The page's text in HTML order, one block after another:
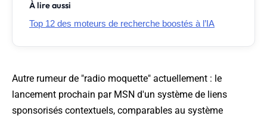
À lire aussi
Top 12 des moteurs de recherche boostés à l’IA
Autre rumeur de "radio moquette" actuellement : le
lancement prochain par MSN d'un système de liens
sponsorisés contextuels, comparables au système